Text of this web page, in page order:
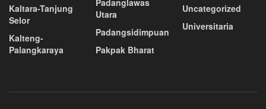
Kaltara-Tanjung
Selor
Kalteng-
Palangkaraya
Utara
Padangsidimpuan
Pakpak Bharat
Uncategorized
Universitaria